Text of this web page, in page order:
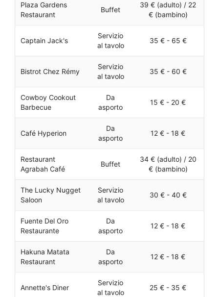
Plaza Gardens
Restaurant
Buffet
39 € (adulto) / 22
€ (bambino)
Captain Jack's
Servizio
al tavolo
35 € - 65 €
Bistrot Chez Rémy
Servizio
al tavolo
35 € - 60 €
Cowboy Cookout
Barbecue
Da
asporto
15 € - 20 €
Café Hyperion
Da
asporto
12 € - 18 €
Restaurant
Agrabah Café
Buffet
34 € (adulto) / 20
€ (bambino)
The Lucky Nugget
Saloon
Servizio
al tavolo
30 € - 40 €
Fuente Del Oro
Restaurante
Da
asporto
12 € - 18 €
Hakuna Matata
Restaurant
Da
asporto
12 € - 18 €
Annette's Diner
Servizio
al tavolo
25 € - 35 €